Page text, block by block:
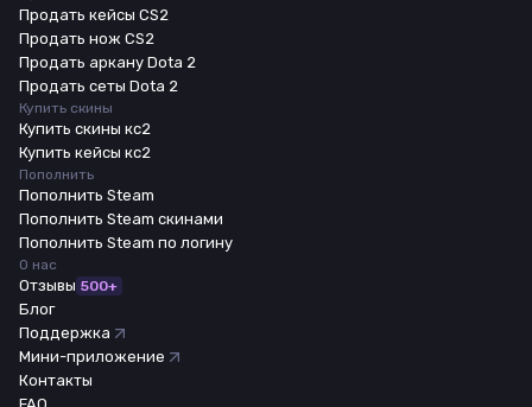
Продать кейсы CS2
Продать нож CS2
Продать аркану Dota 2
Продать сеты Dota 2
Купить скины
Купить скины кс2
Купить кейсы кс2
Пополнить
Пополнить Steam
Пополнить Steam скинами
Пополнить Steam по логину
О нас
Отзывы 500+
Блог
Поддержка
Мини-приложение
Контакты